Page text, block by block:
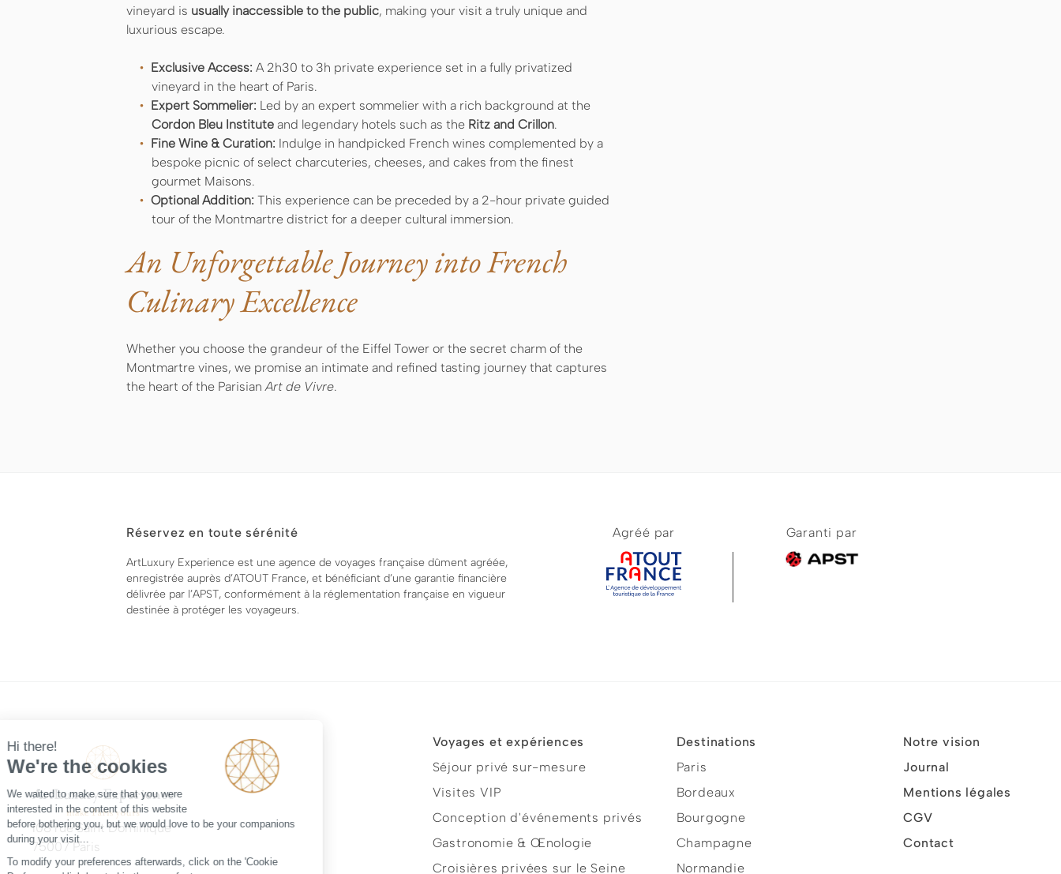
vineyard is usually inaccessible to the public, making your visit a truly unique and
luxurious escape.
Exclusive Access: A 2h30 to 3h private experience set in a fully privatized
vineyard in the heart of Paris.
Expert Sommelier: Led by an expert sommelier with a rich background at the
Cordon Bleu Institute and legendary hotels such as the Ritz and Crillon.
Fine Wine & Curation: Indulge in handpicked French wines complemented by a
bespoke picnic of select charcuteries, cheeses, and cakes from the finest
gourmet Maisons.
Optional Addition: This experience can be preceded by a 2-hour private guided
tour of the Montmartre district for a deeper cultural immersion.
An Unforgettable Journey into French
Culinary Excellence
Whether you choose the grandeur of the Eiffel Tower or the secret charm of the
Montmartre vines, we promise an intimate and refined tasting journey that captures
the heart of the ParisianArt de Vivre.
Réservez en toute sérénité
ArtLuxury Experience est une agence de voyages française dûment agréée,
enregistrée auprès d’ATOUT France, et bénéficiant d’une garantie financière
délivrée par l’APST, conformément à la réglementation française en vigueur
destinée à protéger les voyageurs.
Agréé par Garanti par
108 rue Saint Dominique
75007 Paris
Voyages et expériences
Séjour privé sur-mesure
Visites VIP
Conception d'événements privés
Gastronomie & Œnologie
Croisières privées sur le Seine
Destinations
Paris
Bordeaux
Bourgogne
Champagne
Normandie
Notre vision
Journal
Mentions légales
CGV
Contact